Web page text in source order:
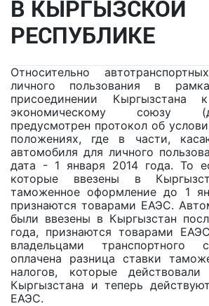
В КЫРГЫЗСКОЙ
РЕСПУБЛИКЕ
Относительно
личного пользования в
присоединении Кыргызстана
экономическому союзу
предусмотрен протокол об
положениях, где в части,
автомобиля для личного
дата - 1 января 2014 года. То
которые ввезены в
таможенное оформление до 1
признаются товарами ЕАЭС.
были ввезены в Кыргызстан
года, признаются товарами
владельцами транспортного
оплачена разница ставки
налогов, которые
Кыргызстана и теперь
ЕАЭС.